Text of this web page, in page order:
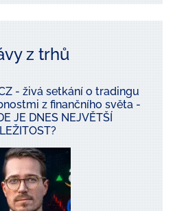
z trhů
- živá setkání o tradingu
z finančního světa -
JE DNES NEJVĚTŠÍ